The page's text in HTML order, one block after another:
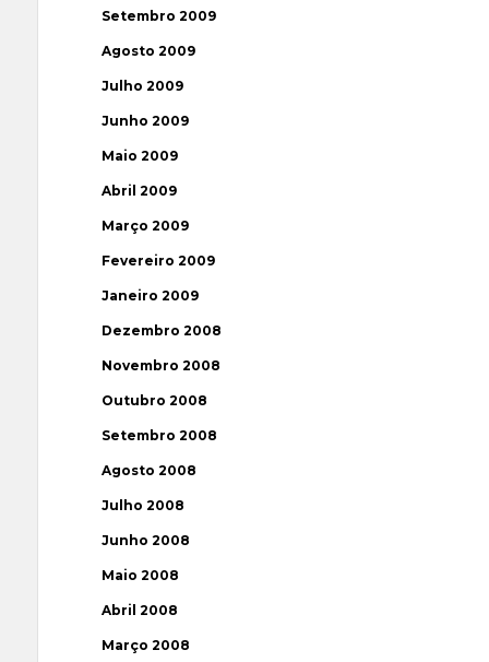
Setembro 2009
Agosto 2009
Julho 2009
Junho 2009
Maio 2009
Abril 2009
Março 2009
Fevereiro 2009
Janeiro 2009
Dezembro 2008
Novembro 2008
Outubro 2008
Setembro 2008
Agosto 2008
Julho 2008
Junho 2008
Maio 2008
Abril 2008
Março 2008